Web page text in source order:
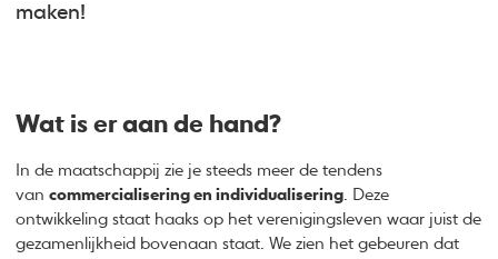
maken!
Wat is er aan de hand?
In de maatschappij zie je steeds meer de tendens
vancommercialisering en individualisering. Deze
ontwikkeling staat haaks op het verenigingsleven waar juist de
gezamenlijkheid bovenaan staat. We zien het gebeuren dat